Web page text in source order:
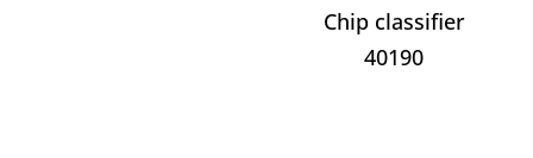
Chip classifier
40190